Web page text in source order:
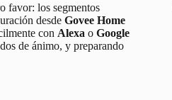
favor: los segmentos
desde Govee Home
con Alexa o Google
de ánimo, y preparando